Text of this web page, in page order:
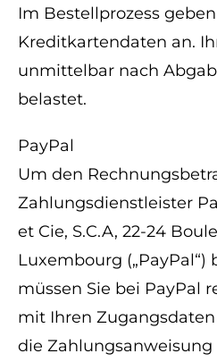
Im Bestellprozess
Kreditkartendaten an.
unmittelbar nach
belastet.
PayPal
Um den
Zahlungsdienstleister
et Cie, S.C.A, 22-24
Luxembourg („PayPal“)
müssen Sie bei PayPal
mit Ihren
die